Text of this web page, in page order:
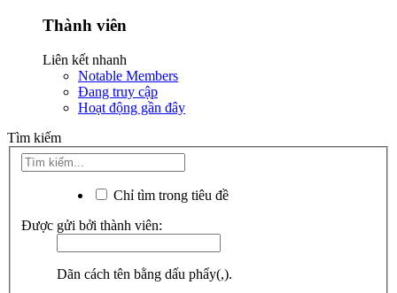
Thành viên
Liên kết nhanh
Notable Members
Đang truy cập
Hoạt động gần đây
Tìm kiếm
Chỉ tìm trong tiêu đề
Được gửi bởi thành viên:
Dãn cách tên bằng dấu phẩy(,).